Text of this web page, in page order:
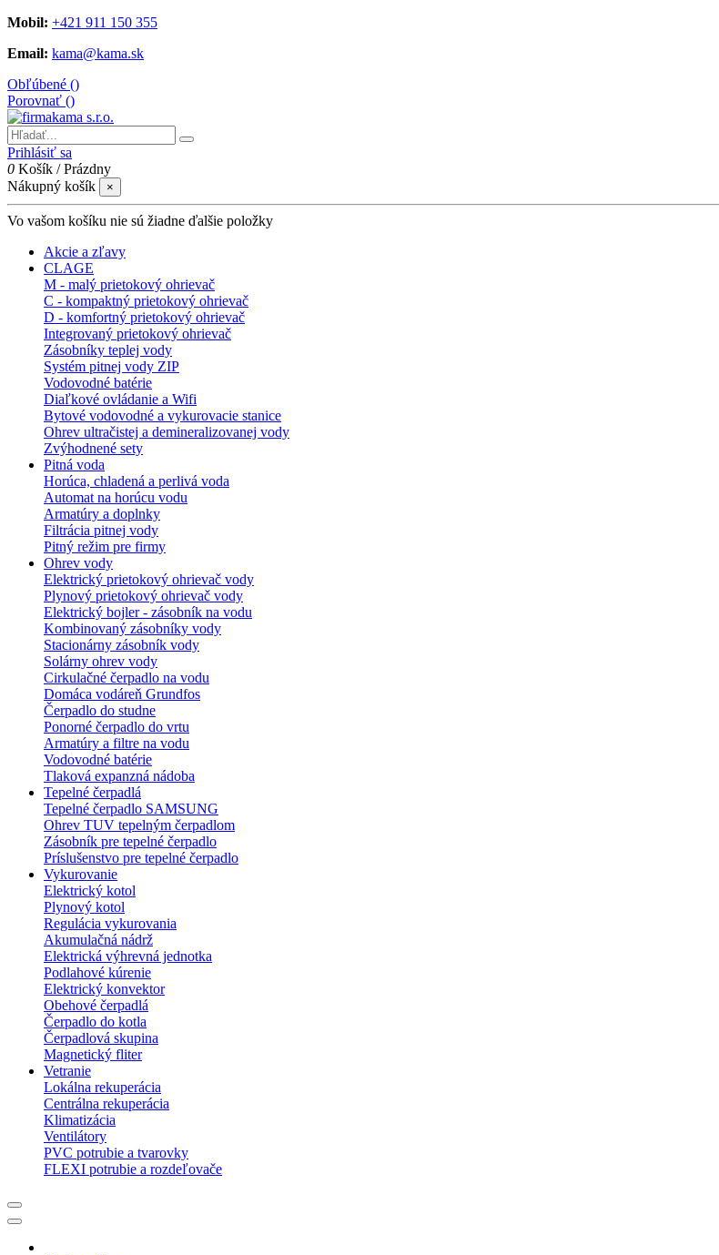
Mobil: +421 911 150 355
Email: kama@kama.sk
Obľúbené ()
Porovnať ()
Prihlásiť sa
0 Košík /Prázdny
Nákupný košík
×
Vo vašom košíku nie sú žiadne ďalšie položky
Akcie a zľavy
CLAGE
M - malý prietokový ohrievač
C - kompaktný prietokový ohrievač
D - komfortný prietokový ohrievač
Integrovaný prietokový ohrievač
Zásobníky teplej vody
Systém pitnej vody ZIP
Vodovodné batérie
Diaľkové ovládanie a Wifi
Bytové vodovodné a vykurovacie stanice
Ohrev ultračistej a demineralizovanej vody
Zvýhodnené sety
Pitná voda
Horúca, chladená a perlivá voda
Automat na horúcu vodu
Armatúry a doplnky
Filtrácia pitnej vody
Pitný režim pre firmy
Ohrev vody
Elektrický prietokový ohrievač vody
Plynový prietokový ohrievač vody
Elektrický bojler - zásobník na vodu
Kombinovaný zásobníky vody
Stacionárny zásobník vody
Solárny ohrev vody
Cirkulačné čerpadlo na vodu
Domáca vodáreň Grundfos
Čerpadlo do studne
Ponorné čerpadlo do vrtu
Armatúry a filtre na vodu
Vodovodné batérie
Tlaková expanzná nádoba
Tepelné čerpadlá
Tepelné čerpadlo SAMSUNG
Ohrev TUV tepelným čerpadlom
Zásobník pre tepelné čerpadlo
Príslušenstvo pre tepelné čerpadlo
Vykurovanie
Elektrický kotol
Plynový kotol
Regulácia vykurovania
Akumulačná nádrž
Elektrická výhrevná jednotka
Podlahové kúrenie
Elektrický konvektor
Obehové čerpadlá
Čerpadlo do kotla
Čerpadlová skupina
Magnetický fliter
Vetranie
Lokálna rekuperácia
Centrálna rekuperácia
Klimatizácia
Ventilátory
PVC potrubie a tvarovky
FLEXI potrubie a rozdeľovače